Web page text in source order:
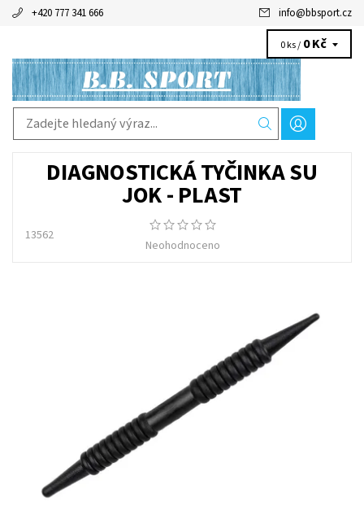
+420 777 341 666 info@bbsport.cz
0 ks / 0 Kč
DIAGNOSTICKÁ TYČINKA SU
JOK - PLAST
13562
Neohodnoceno